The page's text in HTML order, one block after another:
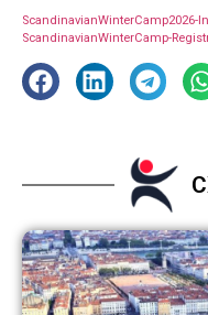
ScandinavianWinterCamp2026-
ScandinavianWinterCamp-